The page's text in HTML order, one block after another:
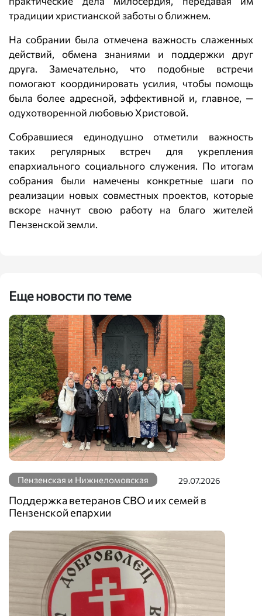
традиции христианской заботы о ближнем.
На собрании была отмечена важность слаженных
действий, обмена знаниями и поддержки друг
друга. Замечательно, что подобные встречи
помогают координировать усилия, чтобы помощь
была более адресной, эффективной и, главное, —
одухотворенной любовью Христовой.
Собравшиеся единодушно отметили важность
таких регулярных встреч для укрепления
епархиального социального служения. По итогам
собрания были намечены конкретные шаги по
реализации новых совместных проектов, которые
вскоре начнут свою работу на благо жителей
Пензенской земли.
Еще новости по теме
Пензенская и Нижнеломовская 29.07.2026
Поддержка ветеранов СВО и их семей в
Пензенской епархии